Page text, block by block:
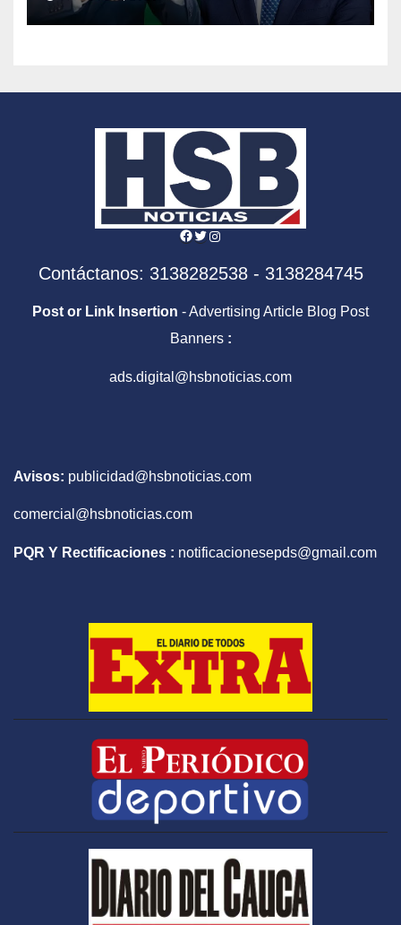
en la era De la Espriella
Facebook
Twitter
Instagram
Contáctanos: 3138282538 - 3138284745
Post or Link Insertion - Advertising Article Blog Post
Banners :
ads.digital@hsbnoticias.com
Avisos: publicidad@hsbnoticias.com
comercial@hsbnoticias.com
PQR Y Rectificaciones : notificacionesepds@gmail.com